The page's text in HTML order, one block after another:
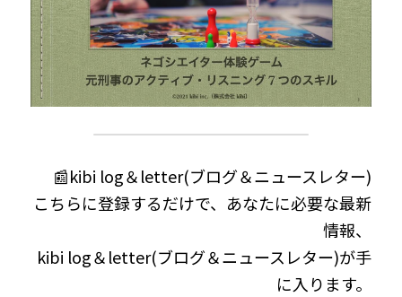
📰kibi log＆letter(ブログ＆ニュースレター)
こちらに登録するだけで、あなたに必要な最新
情報、
kibi log＆letter(ブログ＆ニュースレター)が手
に入ります。